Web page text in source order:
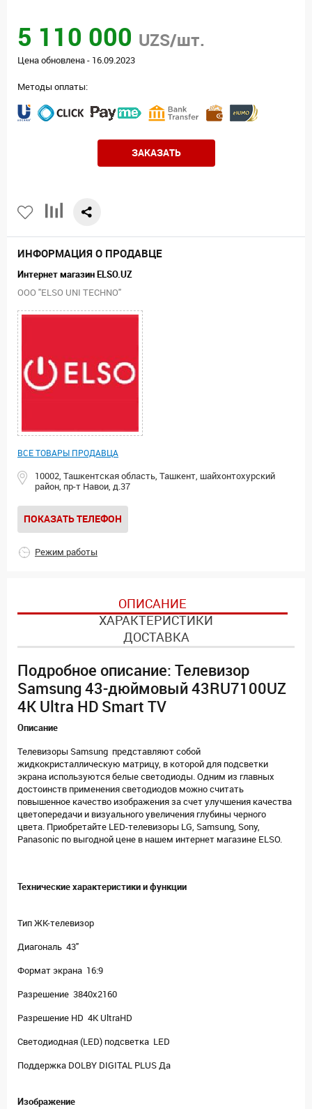
5 110 000 UZS/шт.
Цена обновлена - 16.09.2023
Методы оплаты:
ЗАКАЗАТЬ
ИНФОРМАЦИЯ О ПРОДАВЦЕ
Интернет магазин ELSO.UZ
ООО "ELSO UNI TECHNO"
ВСЕ ТОВАРЫ ПРОДАВЦА
10002, Ташкентская область, Ташкент, шайхонтохурский
район, пр-т Навои, д.37
ПОКАЗАТЬ ТЕЛЕФОН
Режим работы
ОПИСАНИЕ
ХАРАКТЕРИСТИКИ
ДОСТАВКА
Подробное описание: Телевизор
Samsung 43-дюймовый 43RU7100UZ
4K Ultra HD Smart TV
Описание
Телевизоры Samsung представляют собой
жидкокристаллическую матрицу, в которой для подсветки
экрана используются белые светодиоды. Одним из главных
достоинств применения светодиодов можно считать
повышенное качество изображения за счет улучшения качества
цветопередачи и визуального увеличения глубины черного
цвета. Приобретайте LED-телевизоры LG, Samsung, Sony,
Panasonic по выгодной цене в нашем интернет магазине ELSO.
Технические характеристики и функции
Тип ЖК-телевизор
Диагональ 43"
Формат экрана 16:9
Разрешение 3840x2160
Разрешение HD 4K UltraHD
Светодиодная (LED) подсветка LED
Поддержка DOLBY DIGITAL PLUS Да
Изображение